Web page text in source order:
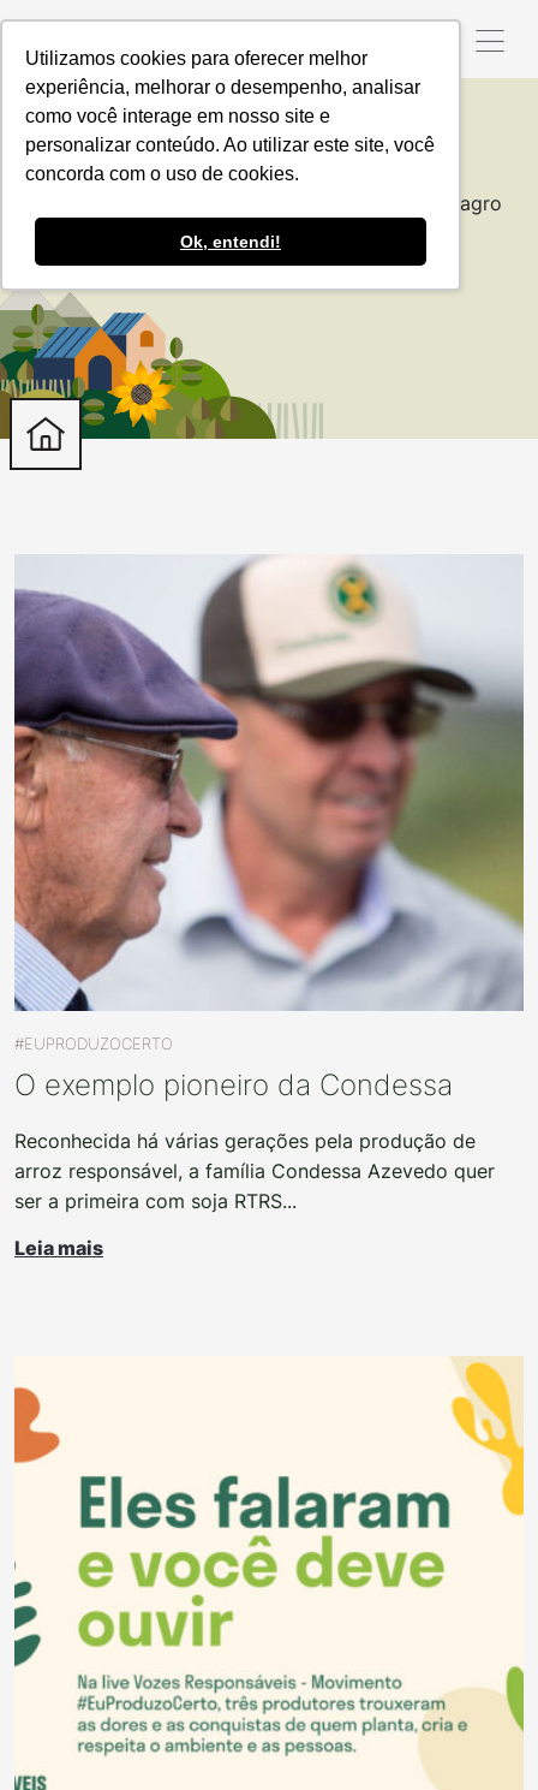
Utilizamos cookies para oferecer melhor
experiência, melhorar o desempenho, analisar
como você interage em nosso site e
personalizar conteúdo. Ao utilizar este site, você
concorda com o uso de cookies.
Ok, entendi!
#EuProduzoCerto
Descubra os produtores comprometidos com o agro
responsável
#EUPRODUZOCERTO
O exemplo pioneiro da Condessa
Reconhecida há várias gerações pela produção de
arroz responsável, a família Condessa Azevedo quer
ser a primeira com soja RTRS...
Leia mais